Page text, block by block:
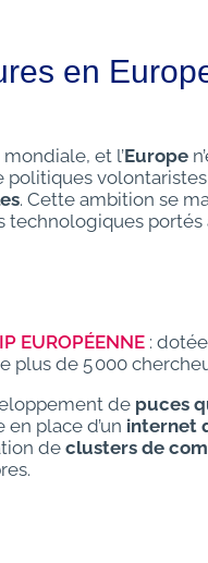
en
et l’Europe
politiques
. Cette ambition se
portés
EUROPÉENNE :
plus de 5 000
de puces
en place d’un internet
declusters de